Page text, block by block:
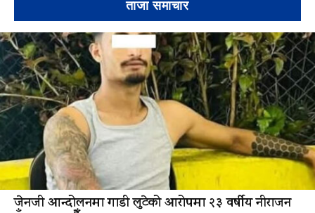
ताजा समाचार
जेनजी आन्दोलनमा गाडी लुटेको आरोपमा २३ वर्षीय नीराजन